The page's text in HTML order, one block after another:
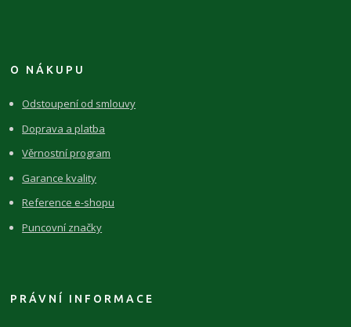
O NÁKUPU
Odstoupení od smlouvy
Doprava a platba
Věrnostní program
Garance kvality
Reference e-shopu
Puncovní značky
PRÁVNÍ INFORMACE